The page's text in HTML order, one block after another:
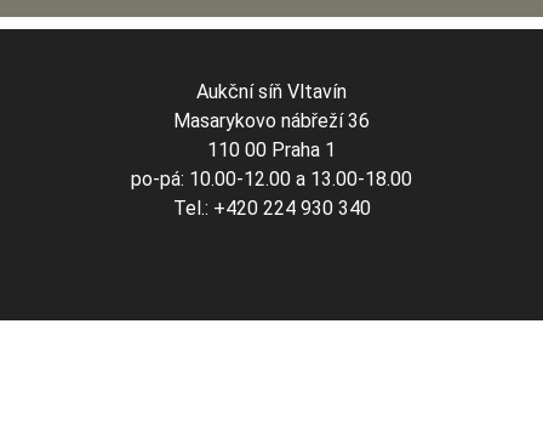
Aukční síň Vltavín
Masarykovo nábřeží 36
110 00 Praha 1
po-pá: 10.00-12.00 a 13.00-18.00
Tel.: +420 224 930 340